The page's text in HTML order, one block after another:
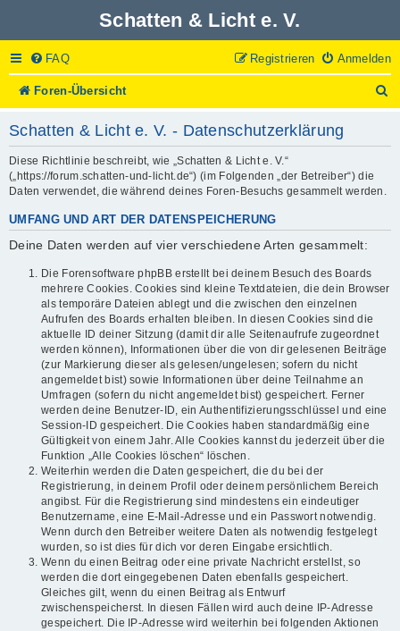
Schatten & Licht e. V.
FAQ Anmelden
Registrieren
Foren-Übersicht
u
Schatten & Licht e. V. - Datenschutzerklärung
Diese Richtlinie beschreibt, wie „Schatten & Licht e. V.“
(„https://forum.schatten-und-licht.de“) (im Folgenden „der Betreiber“) die
Daten verwendet, die während deines Foren-Besuchs gesammelt werden.
UMFANG UND ART DER DATENSPEICHERUNG
Deine Daten werden auf vier verschiedene Arten gesammelt:
Die Forensoftware phpBB erstellt bei deinem Besuch des Boards
mehrere Cookies. Cookies sind kleine Textdateien, die dein Browser
als temporäre Dateien ablegt und die zwischen den einzelnen
Aufrufen des Boards erhalten bleiben. In diesen Cookies sind die
aktuelle ID deiner Sitzung (damit dir alle Seitenaufrufe zugeordnet
werden können), Informationen über die von dir gelesenen Beiträge
(zur Markierung dieser als gelesen/ungelesen; sofern du nicht
angemeldet bist) sowie Informationen über deine Teilnahme an
Umfragen (sofern du nicht angemeldet bist) gespeichert. Ferner
werden deine Benutzer-ID, ein Authentifizierungsschlüssel und eine
Session-ID gespeichert. Die Cookies haben standardmäßig eine
Gültigkeit von einem Jahr. Alle Cookies kannst du jederzeit über die
Funktion „Alle Cookies löschen“ löschen.
Weiterhin werden die Daten gespeichert, die du bei der
Registrierung, in deinem Profil oder deinem persönlichem Bereich
angibst. Für die Registrierung sind mindestens ein eindeutiger
Benutzername, eine E-Mail-Adresse und ein Passwort notwendig.
Wenn durch den Betreiber weitere Daten als notwendig festgelegt
wurden, so ist dies für dich vor deren Eingabe ersichtlich.
Wenn du einen Beitrag oder eine private Nachricht erstellst, so
werden die dort eingegebenen Daten ebenfalls gespeichert.
Gleiches gilt, wenn du einen Beitrag als Entwurf
zwischenspeicherst. In diesen Fällen wird auch deine IP-Adresse
gespeichert. Die IP-Adresse wird weiterhin bei folgenden Aktionen